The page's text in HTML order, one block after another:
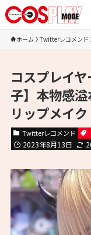
ホーム Twitterレコメンド
コスプレイ
子】本物感
リップメイク
Twitterレコメンド
2023年8月13日